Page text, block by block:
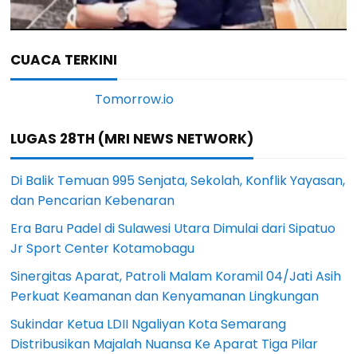
CUACA TERKINI
LUGAS 28TH (MRI NEWS NETWORK)
Di Balik Temuan 995 Senjata, Sekolah, Konflik Yayasan,
dan Pencarian Kebenaran
Era Baru Padel di Sulawesi Utara Dimulai dari Sipatuo
Jr Sport Center Kotamobagu
Sinergitas Aparat, Patroli Malam Koramil 04/Jati Asih
Perkuat Keamanan dan Kenyamanan Lingkungan
Sukindar Ketua LDII Ngaliyan Kota Semarang
Distribusikan Majalah Nuansa Ke Aparat Tiga Pilar